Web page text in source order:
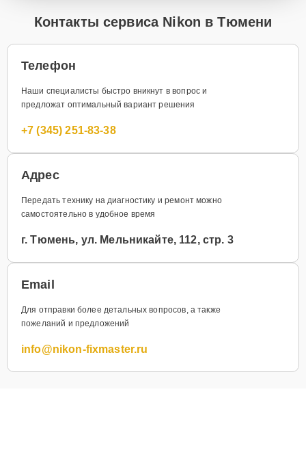
Контакты сервиса Nikon в Тюмени
Телефон
Наши специалисты быстро вникнут в вопрос и
предложат оптимальный вариант решения
+7 (345) 251-83-38
Адрес
Передать технику на диагностику и ремонт можно
самостоятельно в удобное время
г. Тюмень, ул. Мельникайте, 112, стр. 3
Email
Для отправки более детальных вопросов, а также
пожеланий и предложений
info@nikon-fixmaster.ru